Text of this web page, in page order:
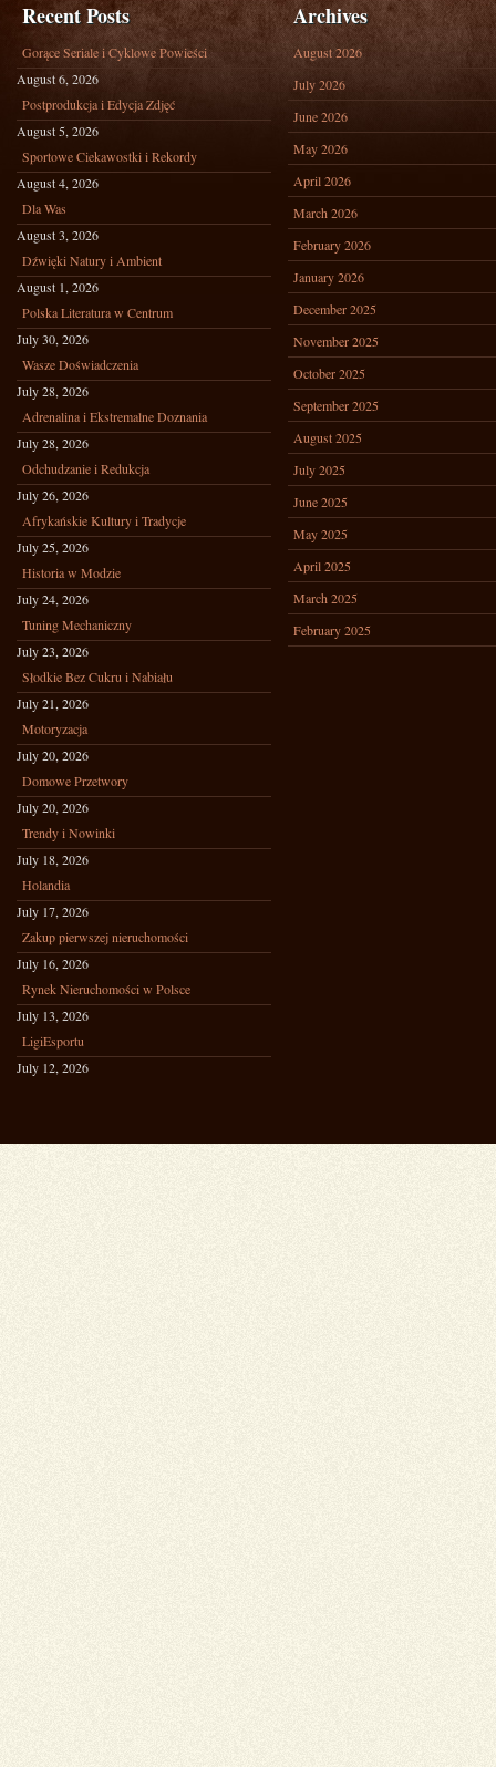
Recent Posts
Gorące Seriale i Cyklowe Powieści
August 6, 2026
Postprodukcja i Edycja Zdjęć
August 5, 2026
Sportowe Ciekawostki i Rekordy
August 4, 2026
Dla Was
August 3, 2026
Dźwięki Natury i Ambient
August 1, 2026
Polska Literatura w Centrum
July 30, 2026
Wasze Doświadczenia
July 28, 2026
Adrenalina i Ekstremalne Doznania
July 28, 2026
Odchudzanie i Redukcja
July 26, 2026
Afrykańskie Kultury i Tradycje
July 25, 2026
Historia w Modzie
July 24, 2026
Tuning Mechaniczny
July 23, 2026
Słodkie Bez Cukru i Nabiału
July 21, 2026
Motoryzacja
July 20, 2026
Domowe Przetwory
July 20, 2026
Trendy i Nowinki
July 18, 2026
Holandia
July 17, 2026
Zakup pierwszej nieruchomości
July 16, 2026
Rynek Nieruchomości w Polsce
July 13, 2026
LigiEsportu
July 12, 2026
Archives
August 2026
July 2026
June 2026
May 2026
April 2026
March 2026
February 2026
January 2026
December 2025
November 2025
October 2025
September 2025
August 2025
July 2025
June 2025
May 2025
April 2025
March 2025
February 2025